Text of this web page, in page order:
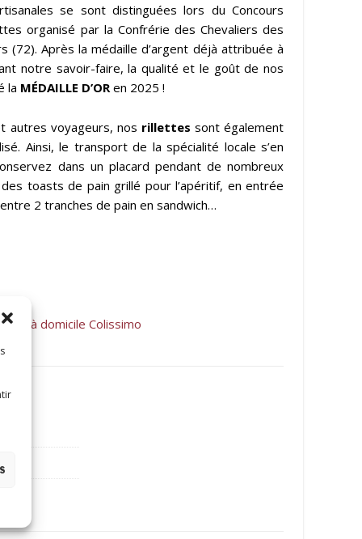
se sont distinguées lors du Concours
organisé par la Confrérie des Chevaliers des
(72). Après la médaille d’argent déjà attribuée à
notre savoir-faire, la qualité et le goût de nos
la MÉDAILLE D’OR en 2025 !
autres voyageurs, nos rillettes sont également
Ainsi, le transport de la spécialité locale s’en
dans un placard pendant de nombreux
toasts de pain grillé pour l’apéritif, en entrée
2 tranches de pain en sandwich…
à domicile Colissimo